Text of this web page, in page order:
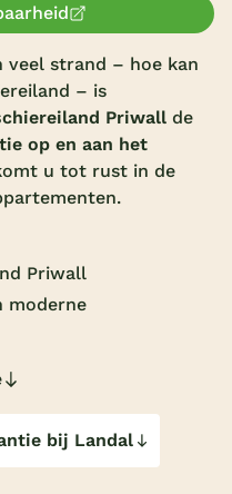
zwembad
zwembad
faciliteiten
veel strand – hoe kan
– is
Priwall de
op en aan het
u tot rust in de
Priwall
moderne
bij Landal